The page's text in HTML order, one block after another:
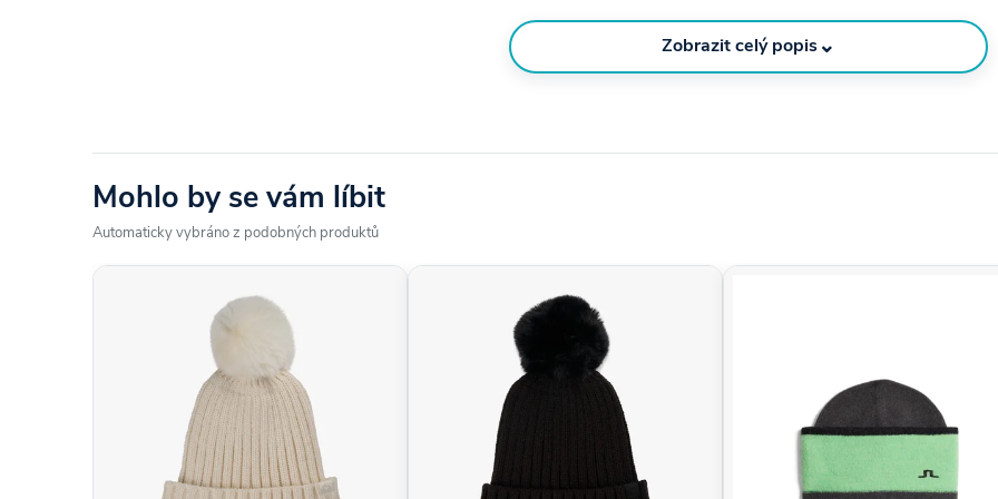
Komfortní nošení během celého kola golfu
Dámský střih pro dokonalé přizpůsobení
Zobrazit celý popis⌄
Mohlo by se vám líbit
Automaticky vybráno z podobných produktů